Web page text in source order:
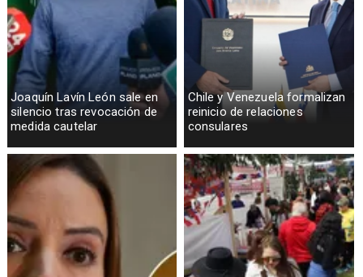
Joaquín Lavín León sale en
silencio tras revocación de
medida cautelar
Chile y Venezuela formalizan
reinicio de relaciones
consulares